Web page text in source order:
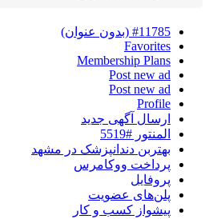
#11785 (بدون عنوان)
Favorites
Membership Plans
Post new ad
Post new ad
Profile
ارسال آگهی جدید
المنتور #5519
بهتربن دندانپزشک در مشهد
پرداخت ووکامرس
پروفایل
پلن‌های عضویت
پیشواز کسب و کار